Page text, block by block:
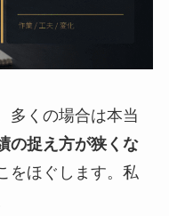
多くの場合は本当
の捉え方が狭くな
をほぐします。私